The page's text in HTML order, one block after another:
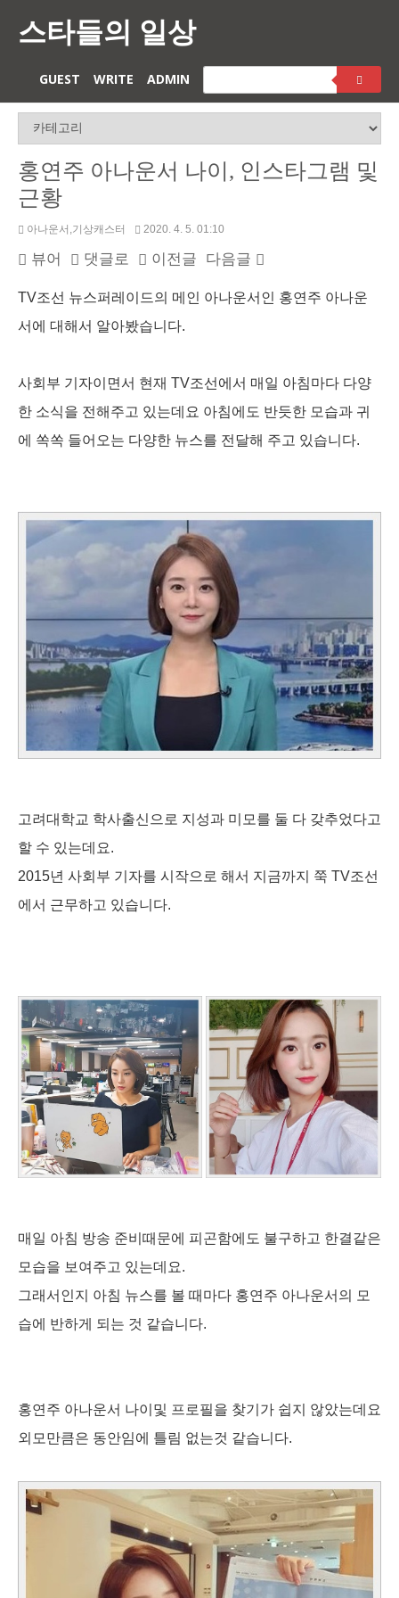
스타들의 일상
GUEST WRITE ADMIN
홍연주 아나운서 나이, 인스타그램 및
근황
아나운서,기상캐스터 2020. 4. 5. 01:10
뷰어 댓글로 이전글 다음글
TV조선 뉴스퍼레이드의 메인 아나운서인 홍연주 아나운
서에 대해서 알아봤습니다.
사회부 기자이면서 현재 TV조선에서 매일 아침마다 다양
한 소식을 전해주고 있는데요 아침에도 반듯한 모습과 귀
에 쏙쏙 들어오는 다양한 뉴스를 전달해 주고 있습니다.
고려대학교 학사출신으로 지성과 미모를 둘 다 갖추었다고
할 수 있는데요.
2015년 사회부 기자를 시작으로 해서 지금까지 쭉 TV조선
에서 근무하고 있습니다.
매일 아침 방송 준비때문에 피곤함에도 불구하고 한결같은
모습을 보여주고 있는데요.
그래서인지 아침 뉴스를 볼 때마다 홍연주 아나운서의 모
습에 반하게 되는 것 같습니다.
홍연주 아나운서 나이및 프로필을 찾기가 쉽지 않았는데요
외모만큼은 동안임에 틀림 없는것 같습니다.